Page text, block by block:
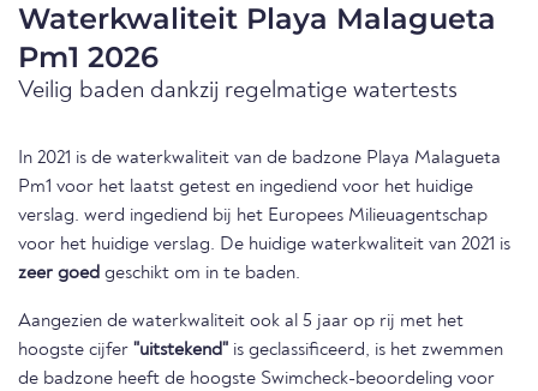
Waterkwaliteit Playa Malagueta
Pm1 2026
Veilig baden dankzij regelmatige watertests
In 2021 is de waterkwaliteit van de badzone Playa Malagueta
Pm1 voor het laatst getest en ingediend voor het huidige
verslag. werd ingediend bij het Europees Milieuagentschap
voor het huidige verslag. De huidige waterkwaliteit van 2021 is
zeer goed geschikt om in te baden.
Aangezien de waterkwaliteit ook al 5 jaar op rij met het
hoogste cijfer "uitstekend" is geclassificeerd, is het zwemmen
de badzone heeft de hoogste Swimcheck-beoordeling voor